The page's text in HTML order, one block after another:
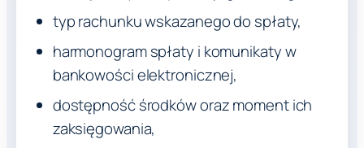
typ rachunku wskazanego do spłaty,
harmonogram spłaty i komunikaty w
bankowości elektronicznej,
dostępność środków oraz moment ich
zaksięgowania,